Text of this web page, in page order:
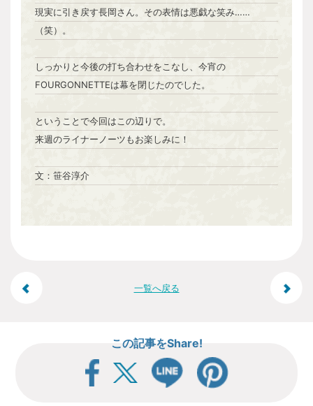
現実に引き戻す長岡さん。その表情は悪戯な笑み……
（笑）。
しっかりと今後の打ち合わせをこなし、今宵の
FOURGONNETTEは幕を閉じたのでした。
ということで今回はこの辺りで。
来週のライナーノーツもお楽しみに！
文：笹谷淳介
投
一覧へ戻る
この記事をShare!